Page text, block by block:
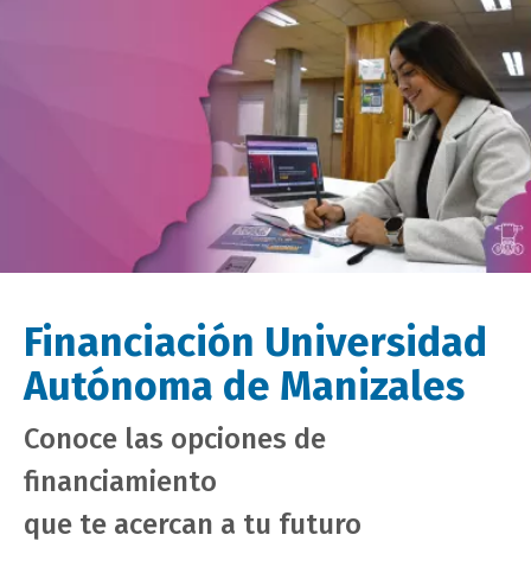
Financiación Universidad
Autónoma de Manizales
Conoce las opciones de
financiamiento
que te acercan a tu futuro